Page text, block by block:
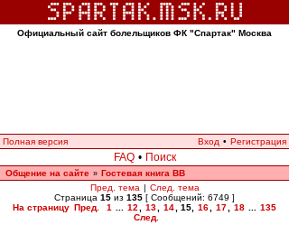
Официальный сайт болельщиков ФК "Спартак" Москва
Полная версия Вход • Регистрация
FAQ • Поиск
Общение на сайте » Гостевая книга ВВ
Пред. тема | След. тема
Страница 15 из 135 [ Сообщений: 6749 ]
На страницу Пред. 1 12 13 14 15 16 17 18
135
След.